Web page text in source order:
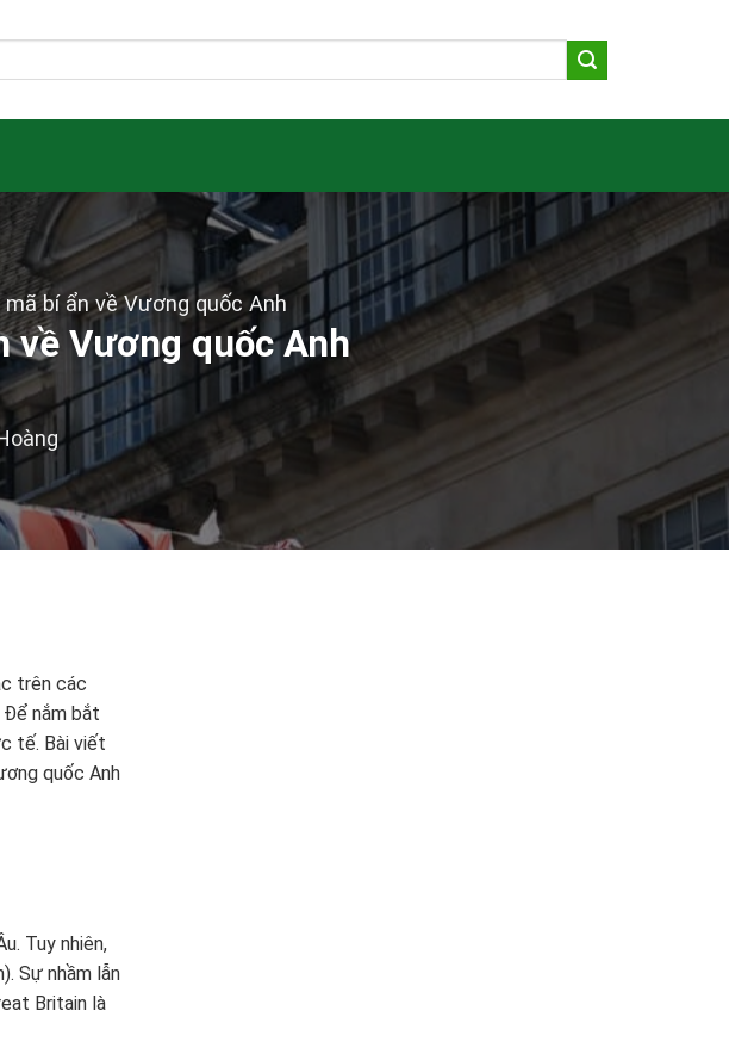
bí ẩn về Vương quốc Anh
về Vương quốc Anh
trên các
nắm bắt
tế. Bài viết
quốc Anh
Tuy nhiên,
Sự nhầm lẫn
Britain là